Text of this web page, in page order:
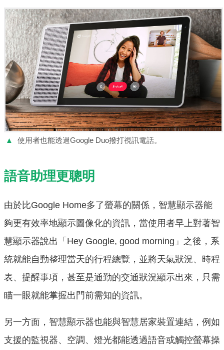
▲ 使用者也能透過Google Duo撥打視訊電話。
語音助理更聰明
由於比Google Home多了螢幕的關係，智慧顯示器能
夠更有效率地顯示圖像化的資訊，當使用者早上對著智
慧顯示器說出「Hey Google, good morning」之後，系
統就能自動整理當天的行程總覽，並將天氣狀況、時程
表、提醒事項，甚至是通勤的交通狀況顯示出來，只需
瞄一眼就能掌握出門前需知的資訊。
另一方面，智慧顯示器也能與智慧居家裝置連結，例如
支援的監視器、空調、燈光都能透過語音或觸控螢幕操